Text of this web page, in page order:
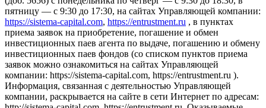
пятницу — с 9:30 до 17:30, на сайтах Управляющей компании:
https://sistema-capital.com, https://entrustment.ru , в пунктах
приема заявок на приобретение, погашение и обмен
инвестиционных паев агента по выдаче, погашению и обмену
инвестиционных паев фондов (со списком пунктов приема
заявок можно ознакомиться на сайтах Управляющей
компании: https://sistema-capital.com, https://entrustment.ru ).
Информация, связанная с деятельностью Управляющей
компании, раскрывается на сайте в сети Интернет по адресам: